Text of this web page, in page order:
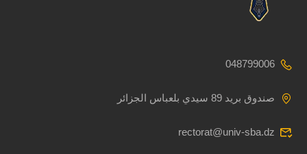
048799006
صندوق بريد 89 سيدي بلعباس الجزائر
rectorat@univ-sba.dz